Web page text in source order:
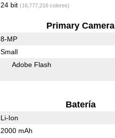
24 bit (16,777,216 colores)
Primary Camera
8-MP
Small
Adobe Flash
Batería
Li-Ion
2000 mAh